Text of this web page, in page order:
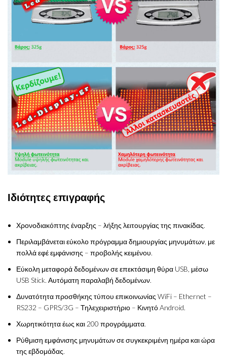
Ιδιότητες επιγραφής
Χρονοδιακόπτης έναρξης – λήξης λειτουργίας της πινακίδας.
Περιλαμβάνεται εύκολο πρόγραμμα δημιουργίας μηνυμάτων, με
πολλά εφέ εμφάνισης – προβολής κειμένου.
Εύκολη μεταφορά δεδομένων σε επεκτάσιμη θύρα USB, μέσω
USB Stick. Αυτόματη παραλαβή δεδομένων.
Δυνατότητα προσθήκης τύπου επικοινωνίας WiFi – Ethernet –
RS232 – GPRS/3G – Τηλεχειριστήριο – Κινητό Android.
Χωρητικότητα έως και 200 προγράμματα.
Ρύθμιση εμφάνισης μηνυμάτων σε συγκεκριμένη ημέρα και ώρα
της εβδομάδας.